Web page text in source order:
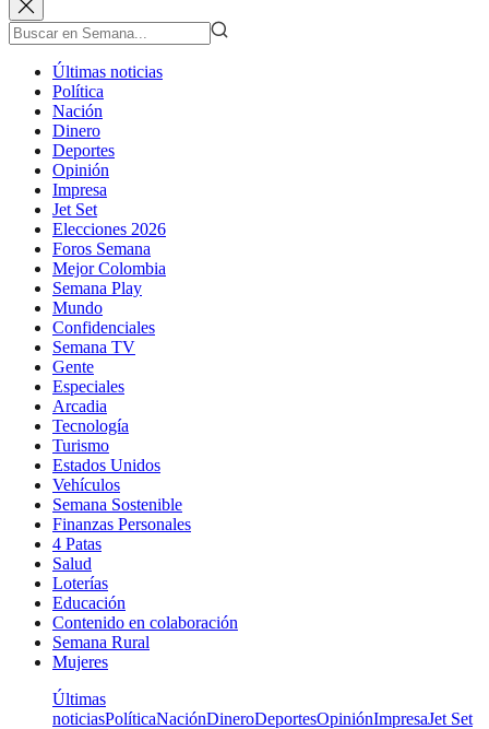
Últimas noticias
Política
Nación
Dinero
Deportes
Opinión
Impresa
Jet Set
Elecciones 2026
Foros Semana
Mejor Colombia
Semana Play
Mundo
Confidenciales
Semana TV
Gente
Especiales
Arcadia
Tecnología
Turismo
Estados Unidos
Vehículos
Semana Sostenible
Finanzas Personales
4 Patas
Salud
Loterías
Educación
Contenido en colaboración
Semana Rural
Mujeres
Últimas
noticiasPolíticaNaciónDineroDeportesOpiniónImpresaJet Set